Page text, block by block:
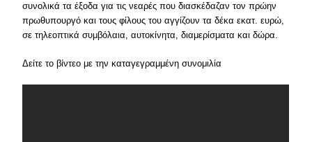
συνολικά τα έξοδα για τις νεαρές που διασκέδαζαν τον πρώην
πρωθυπουργό και τους φίλους του αγγίζουν τα δέκα εκατ. ευρώ,
σε τηλεοπτικά συμβόλαια, αυτοκίνητα, διαμερίσματα και δώρα.
Δείτε το βίντεο με την καταγεγραμμένη συνομιλία